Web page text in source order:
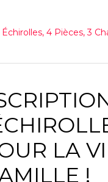
4 Pièces, 3
LA
!